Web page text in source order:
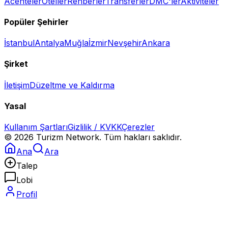
Popüler Şehirler
İstanbulAntalyaMuğlaİzmirNevşehirAnkara
Şirket
İletişimDüzeltme ve Kaldırma
Yasal
Kullanım ŞartlarıGizlilik / KVKKÇerezler
© 2026 Turizm Network. Tüm hakları saklıdır.
Ana
Ara
Talep
Lobi
Profil